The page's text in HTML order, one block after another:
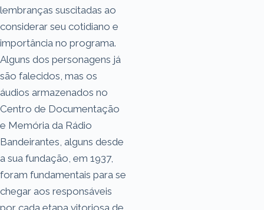
lembranças suscitadas ao
considerar seu cotidiano e
importância no programa.
Alguns dos personagens já
são falecidos, mas os
áudios armazenados no
Centro de Documentação
e Memória da Rádio
Bandeirantes, alguns desde
a sua fundação, em 1937,
foram fundamentais para se
chegar aos responsáveis
por cada etapa vitoriosa de